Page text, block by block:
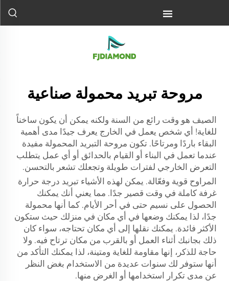
مروحة تبريد محمولة صناعية
الصيف هو وقت رائع من السنة ولكنه يمكن أن يكون ساخناً
للغاية! أي شخص يعمل في الخارج يعرف جيدًا مدى أهمية
البقاء باردًا ومرتاحًا. تكون مروحة التبريد المحمولة مفيدة
عندما تعمل في البناء أو القيام بالحدائق أو أي عمل يتطلب
التعرض الخارجي لفترات طويلة وتجعلك تشعر بالتحسن.
المراوح قوية وفعّالة. يمكن لهذه الأشياء تبريد درجة حرارة
غرفة كاملة في وقت قصير جدًا. مما يعني أنك يمكنك
الحصول على نسيم حتى في أحر الأيام. كما أنها محمولة
جدًا، لذا يمكنك وضعها في أي مكان في منزلك حيث ستكون
الأكثر فائدة. يمكنك نقلها إلى أي مكان تحتاجه، سواء كان
ذلك بجانبك أثناء العمل أو بالقرب من مكان ترتاح فيه. ولا
حاجة للذكر، إنها مقاومة للغاية ومتينة، لذا يمكنك التأكد من
أنها ستوفر لك سنوات عديدة من الاستخدام بغض النظر
عن مدى تكرار استخدامها أو الغرض منها.